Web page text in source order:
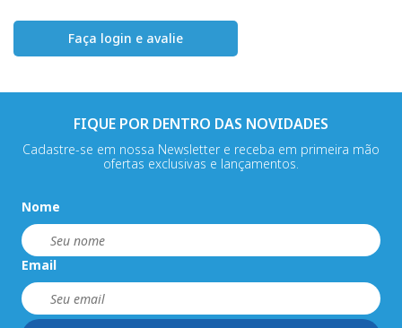
Faça login e avalie
FIQUE POR DENTRO DAS NOVIDADES
Cadastre-se em nossa Newsletter e receba em primeira mão
ofertas exclusivas e lançamentos.
Nome
Email